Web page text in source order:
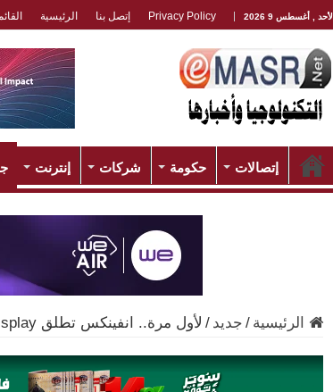
الأحد , أغسطس 9 2026 Privacy Policy إتصل بنا الرئيسية
إتصالات حكومة شركات إنترنت
الرئيسية / جديد / لأول مرة.. انفينكس تطلق Infinity o display في فئة الهواتف المتوسطة